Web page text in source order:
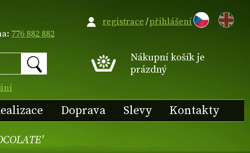
776 882 882
EN
Nákupní košík je
prázdný
Doprava Slevy Kontakty
registrace/přihlášení